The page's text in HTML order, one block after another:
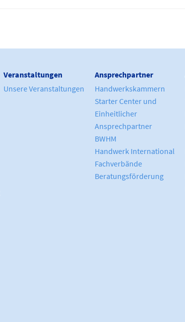
Veranstaltungen
Unsere Veranstaltungen
Ansprechpartner
Handwerkskammern
Starter Center und
Einheitlicher
Ansprechpartner
BWHM
Handwerk International
Fachverbände
Beratungsförderung